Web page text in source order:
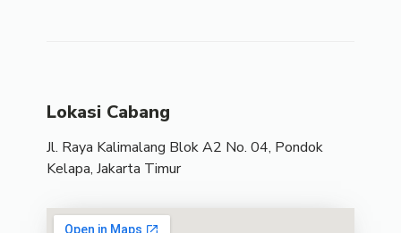
Lokasi Cabang
Jl. Raya Kalimalang Blok A2 No. 04, Pondok
Kelapa, Jakarta Timur